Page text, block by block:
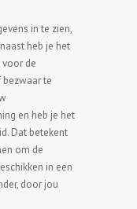
in te zien,
heb je het
de
bezwaar te
en heb je het
Dat betekent
om de
in een
door jou